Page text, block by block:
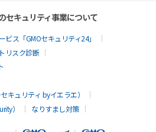
セキュリティ事業について
ス「GMOセキュリティ24」
リスク診断
キュリティ byイエラエ）
）
なりすまし対策